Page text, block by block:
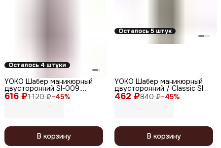
Осталось 4 штуки
616 ₽1 120 ₽−45%
YOKO Шабер маникюрный
двусторонний SI-009,
глянцевый, 14,8 см
В корзину
Осталось 5 штук
462 ₽840 ₽−45%
YOKO Шабер маникюрный
двусторонний / Classic SI
031, мини-нож для чистки/
В корзину